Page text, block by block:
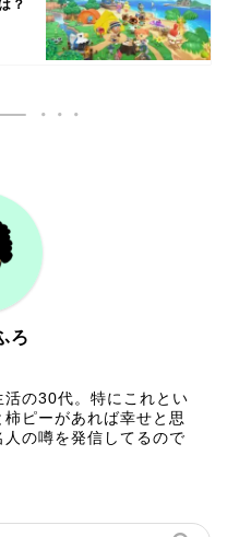
？
ろ
の30代。特にこれとい
ピーがあれば幸せと思
の噂を発信してるので